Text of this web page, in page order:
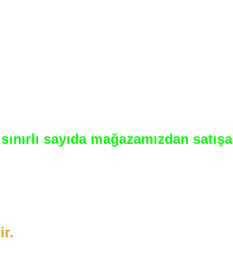
sayıda mağazamızdan satışa